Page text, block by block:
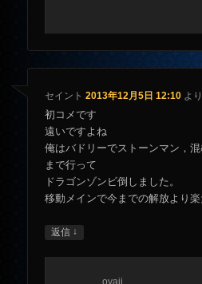
セイント 2013年12月5日 12:10 よ
初コメです
遠いですよね
俺はバドリーでストーンマン，
まで行って
ドラゴンゾンビ倒しました。
移動メインで今までの解放より楽
返信 ↓
oyaji